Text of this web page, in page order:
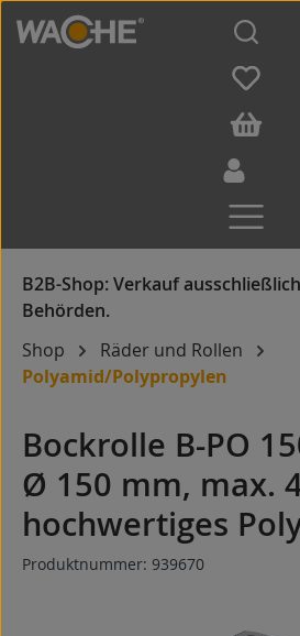
Zum Hauptinhalt springen
Shop
Räder und Rollen
Polyamid/Polypropylen
Bockrolle B-PO
Ø 150 mm, max.
hochwertiges
Produktnummer: 939670